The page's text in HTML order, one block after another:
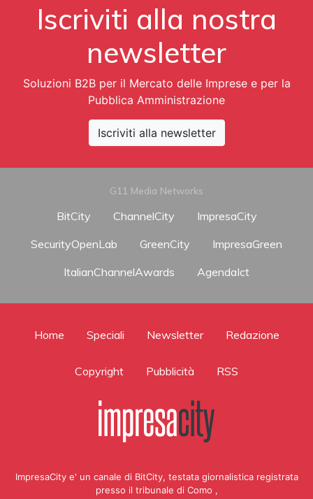
Iscriviti alla nostra
newsletter
Soluzioni B2B per il Mercato delle Imprese e per la
Pubblica Amministrazione
Iscriviti alla newsletter
G11 Media Networks
BitCity ChannelCity
ImpresaCity
SecurityOpenLab
GreenCity
ImpresaGreen
ItalianChannelAwards
AgendaIct
Home Speciali Newsletter Redazione
Copyright Pubblicità RSS
ImpresaCity e' un canale di BitCity, testata giornalistica registrata
presso il tribunale di Como ,